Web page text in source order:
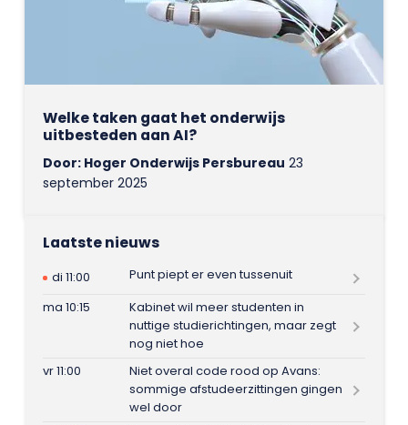
Welke taken gaat het onderwijs
uitbesteden aan AI?
Door: Hoger Onderwijs Persbureau 23
september 2025
Laatste nieuws
di 11:00
Punt piept er even tussenuit
ma 10:15
Kabinet wil meer studenten in
nuttige studierichtingen, maar zegt
nog niet hoe
vr 11:00
Niet overal code rood op Avans:
sommige afstudeerzittingen gingen
wel door